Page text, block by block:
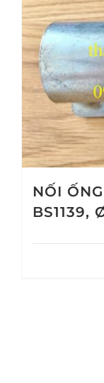
NỐI
BS1139,